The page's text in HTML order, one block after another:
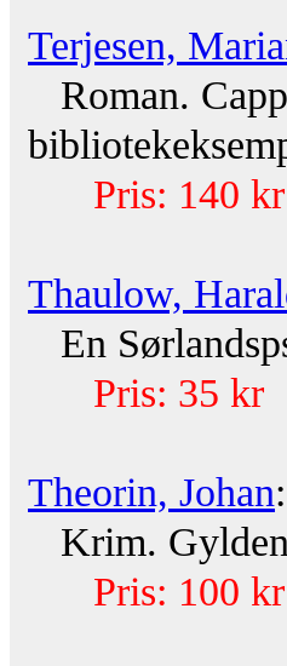
Terjesen,
Roman.
Pris: 140
Thaulow,
En
Pris: 35 kr
Theorin, Johan:
Krim.
Pris: 100